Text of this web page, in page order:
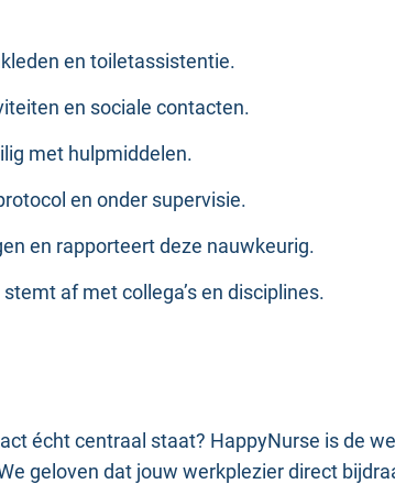
en toiletassistentie.
en sociale contacten.
met hulpmiddelen.
en onder supervisie.
en rapporteert deze nauwkeurig.
af met collega’s en disciplines.
écht centraal staat? HappyNurse is de
geloven dat jouw werkplezier direct